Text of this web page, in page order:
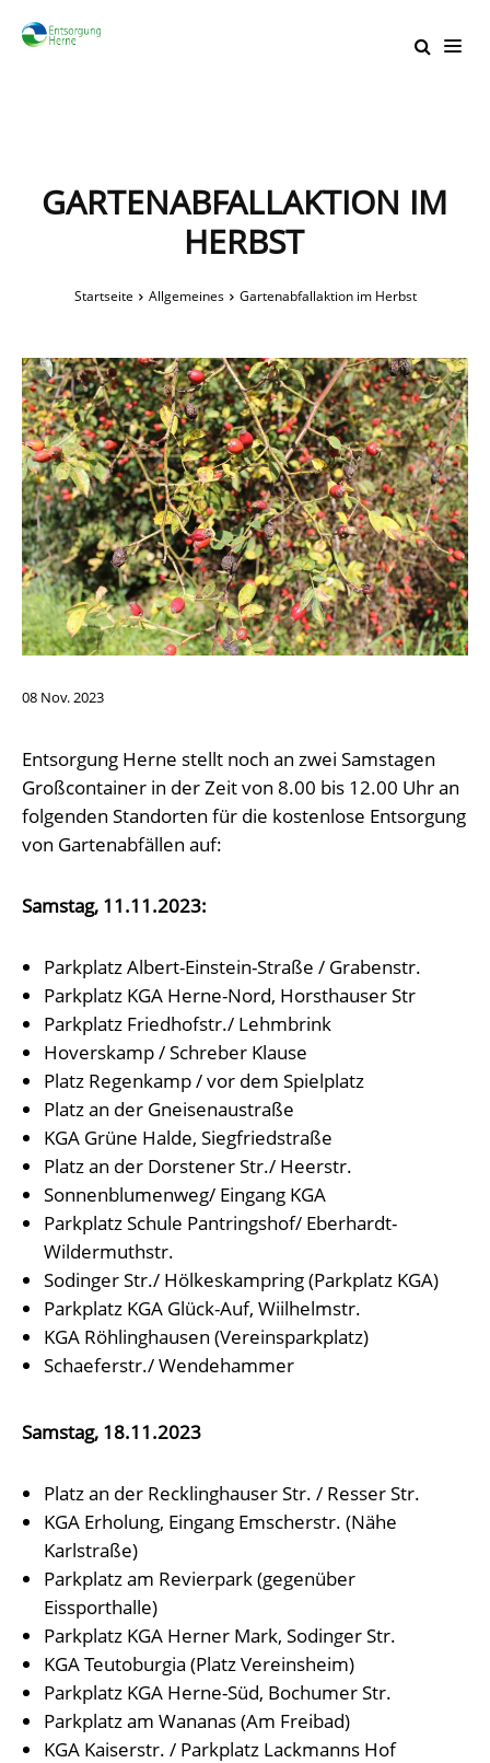
GARTENABFALLAKTION IM
HERBST
Startseite Allgemeines Gartenabfallaktion im Herbst
08 Nov.2023
Entsorgung Herne stellt noch an zwei Samstagen
Großcontainer in der Zeit von 8.00 bis 12.00 Uhr an
folgenden Standorten für die kostenlose Entsorgung
von Gartenabfällen auf:
Samstag, 11.11.2023:
Parkplatz Albert-Einstein-Straße / Grabenstr.
Parkplatz KGA Herne-Nord, Horsthauser Str
Parkplatz Friedhofstr./ Lehmbrink
Hoverskamp / Schreber Klause
Platz Regenkamp / vor dem Spielplatz
Platz an der Gneisenaustraße
KGA Grüne Halde, Siegfriedstraße
Platz an der Dorstener Str./ Heerstr.
Sonnenblumenweg/ Eingang KGA
Parkplatz Schule Pantringshof/ Eberhardt-
Wildermuthstr.
Sodinger Str./ Hölkeskampring (Parkplatz KGA)
Parkplatz KGA Glück-Auf, Wiilhelmstr.
KGA Röhlinghausen (Vereinsparkplatz)
Schaeferstr./ Wendehammer
Samstag, 18.11.2023
Platz an der Recklinghauser Str. / Resser Str.
KGA Erholung, Eingang Emscherstr. (Nähe
Karlstraße)
Parkplatz am Revierpark (gegenüber
Eissporthalle)
Parkplatz KGA Herner Mark, Sodinger Str.
KGA Teutoburgia (Platz Vereinsheim)
Parkplatz KGA Herne-Süd, Bochumer Str.
Parkplatz am Wananas (Am Freibad)
KGA Kaiserstr. / Parkplatz Lackmanns Hof